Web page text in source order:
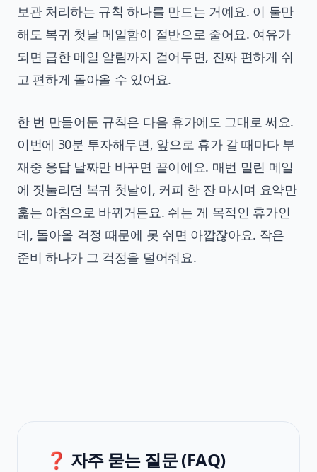
보관 처리하는 규칙 하나를 만드는 거예요. 이 둘만
해도 복귀 첫날 메일함이 절반으로 줄어요. 여유가
되면 급한 메일 알림까지 걸어두면, 진짜 편하게 쉬
고 편하게 돌아올 수 있어요.
한 번 만들어둔 규칙은 다음 휴가에도 그대로 써요.
이번에 30분 투자해두면, 앞으로 휴가 갈 때마다 부
재중 응답 날짜만 바꾸면 끝이에요. 매번 밀린 메일
에 짓눌리던 복귀 첫날이, 커피 한 잔 마시며 요약만
훑는 아침으로 바뀌거든요. 쉬는 게 목적인 휴가인
데, 돌아올 걱정 때문에 못 쉬면 아깝잖아요. 작은
준비 하나가 그 걱정을 덜어줘요.
❓ 자주 묻는 질문 (FAQ)